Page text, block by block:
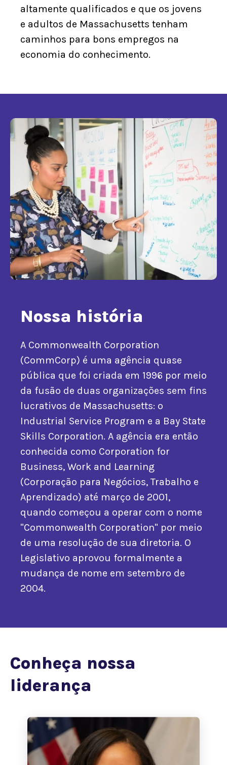
altamente qualificados e que os jovens
e adultos de Massachusetts tenham
caminhos para bons empregos na
economia do conhecimento.
Nossa história
A Commonwealth Corporation
(CommCorp) é uma agência quase
pública que foi criada em 1996 por meio
da fusão de duas organizações sem fins
lucrativos de Massachusetts: o
Industrial Service Program e a Bay State
Skills Corporation. A agência era então
conhecida como Corporation for
Business, Work and Learning
(Corporação para Negócios, Trabalho e
Aprendizado) até março de 2001,
quando começou a operar com o nome
"Commonwealth Corporation" por meio
de uma resolução de sua diretoria. O
Legislativo aprovou formalmente a
mudança de nome em setembro de
2004.
Conheça nossa
liderança